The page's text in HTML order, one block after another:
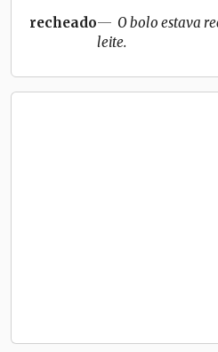
recheado
O bolo estava
leite.